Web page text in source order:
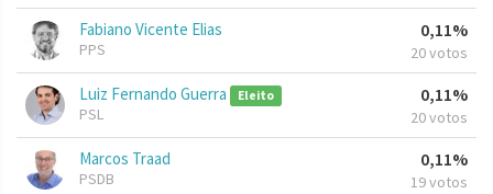
Fabiano Vicente Elias
PPS
0,11%
20 votos
Luiz Fernando Guerra Eleito
PSL
0,11%
20 votos
Marcos Traad
PSDB
0,11%
19 votos